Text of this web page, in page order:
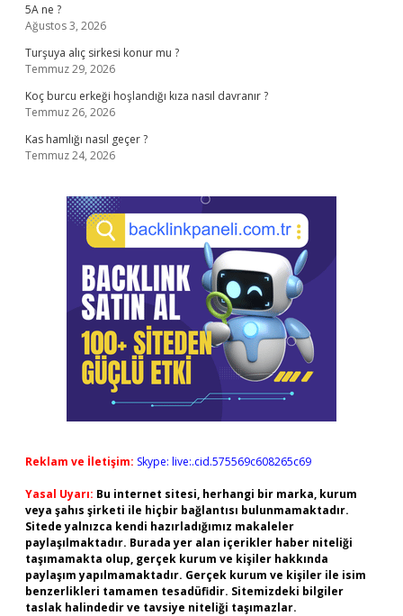
5A ne ?
Ağustos 3, 2026
Turşuya alıç sirkesi konur mu ?
Temmuz 29, 2026
Koç burcu erkeği hoşlandığı kıza nasıl davranır ?
Temmuz 26, 2026
Kas hamlığı nasıl geçer ?
Temmuz 24, 2026
Reklam ve İletişim: Skype: live:.cid.575569c608265c69
Yasal Uyarı: Bu internet sitesi, herhangi bir marka, kurum
veya şahıs şirketi ile hiçbir bağlantısı bulunmamaktadır.
Sitede yalnızca kendi hazırladığımız makaleler
paylaşılmaktadır. Burada yer alan içerikler haber niteliği
taşımamakta olup, gerçek kurum ve kişiler hakkında
paylaşım yapılmamaktadır. Gerçek kurum ve kişiler ile isim
benzerlikleri tamamen tesadüfidir. Sitemizdeki bilgiler
taslak halindedir ve tavsiye niteliği taşımazlar.